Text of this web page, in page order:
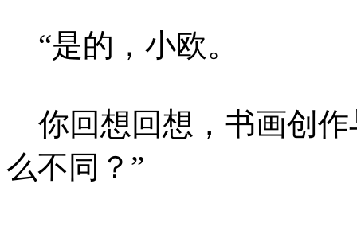
“是的，小欧。
你回想回想，书画创作
么不同？”